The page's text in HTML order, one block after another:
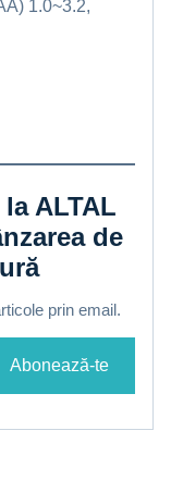
1.0~3.2,
ALTAL
de
prin email.
Abonează-te